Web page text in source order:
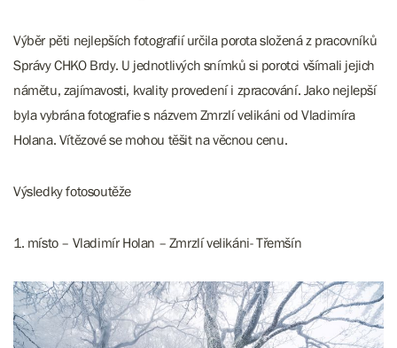
Výběr pěti nejlepších fotografií určila porota složená z pracovníků
Správy CHKO Brdy. U jednotlivých snímků si porotci všímali jejich
námětu, zajímavosti, kvality provedení i zpracování. Jako nejlepší
byla vybrána fotografie s názvem Zmrzlí velikáni od Vladimíra
Holana. Vítězové se mohou těšit na věcnou cenu.
Výsledky fotosoutěže
1. místo – Vladimír Holan – Zmrzlí velikáni- Třemšín